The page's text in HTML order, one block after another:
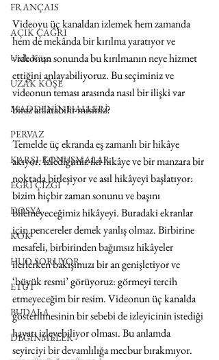
FRANÇAIS
AÇIK ÇAĞRI
Uzak Köşe
UZAK KÖŞE
MADDENİN HALLERİ
PERVAZ
KARŞI-KONUŞMALAR
EĞRİ ÇİZGİ
DOSYA
KÖK
HUO SORUYOR
ETÜT
BUDALA
DEĞİNMELER
Videoyu üç kanaldan izlemek hem zamanda
hem de mekânda bir kırılma yaratıyor ve
videonun sonunda bu kırılmanın neye hizmet
ettiğini anlayabiliyoruz. Bu seçiminiz ve
videonun teması arasında nasıl bir ilişki var
biraz anlatabilir misiniz?
Temelde üç ekranda eş zamanlı bir hikâye
akıyor. İzlediğimiz iki hikâye ve bir manzara bir
noktada birleşiyor ve asıl hikâyeyi başlatıyor:
bizim hiçbir zaman sonunu ve başını
bilemeyeceğimiz hikâyeyi. Buradaki ekranlar
için pencereler demek yanlış olmaz. Birbirine
mesafeli, birbirinden bağımsız hikâyeler
ilerlerken bakışımızı bir an genişletiyor ve
‘büyük resmi’ görüyoruz: görmeyi tercih
etmeyeceğim bir resim. Videonun üç kanalda
gösterilmesinin bir sebebi de izleyicinin istediği
hayatı izleyebiliyor olması. Bu anlamda
seyirciyi bir devamlılığa mecbur bırakmıyor.